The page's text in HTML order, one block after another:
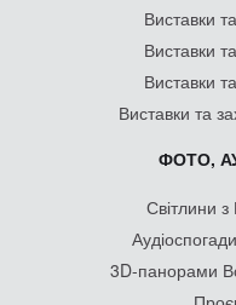
Виставки
Виставки
Виставки
Виставки та
ФОТО,
Світлини з
3D-панорами